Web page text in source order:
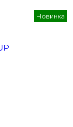
Новинка